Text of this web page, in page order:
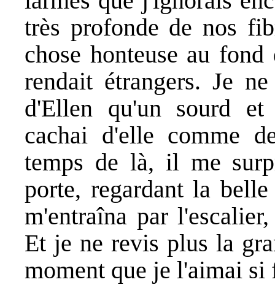
très profonde de nos
chose honteuse au
rendait étrangers. Je
d'Ellen qu'un sourd
cachai d'elle comme
temps de là, il me
porte, regardant la
m'entraîna par
Et je ne revis plus la
moment que je l'aimai si